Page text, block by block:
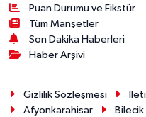
Puan Durumu ve Fikstür
Tüm Manşetler
Son Dakika Haberleri
Haber Arşivi
Gizlilik Sözleşmesi
Afyonkarahisar
Bilecik